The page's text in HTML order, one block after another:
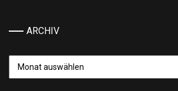
ARCHIV